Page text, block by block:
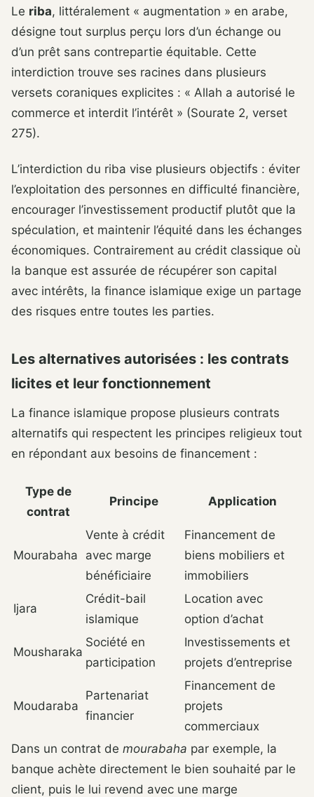
Le riba, littéralement « augmentation » en arabe,
désigne tout surplus perçu lors d’un échange ou
d’un prêt sans contrepartie équitable. Cette
interdiction trouve ses racines dans plusieurs
versets coraniques explicites : « Allah a autorisé le
commerce et interdit l’intérêt » (Sourate 2, verset
275).
L’interdiction du riba vise plusieurs objectifs : éviter
l’exploitation des personnes en difficulté financière,
encourager l’investissement productif plutôt que la
spéculation, et maintenir l’équité dans les échanges
économiques. Contrairement au crédit classique où
la banque est assurée de récupérer son capital
avec intérêts, la finance islamique exige un partage
des risques entre toutes les parties.
Les alternatives autorisées : les contrats
licites et leur fonctionnement
La finance islamique propose plusieurs contrats
alternatifs qui respectent les principes religieux tout
en répondant aux besoins de financement :
Type de
contrat
Principe Application
Mourabaha
Vente à crédit
avec marge
bénéficiaire
Financement de
biens mobiliers et
immobiliers
Ijara
Crédit-bail
islamique
Location avec
option d’achat
Mousharaka
Société en
participation
Investissements et
projets d’entreprise
Moudaraba
Partenariat
financier
Financement de
projets
commerciaux
Dans un contrat de mourabaha par exemple, la
banque achète directement le bien souhaité par le
client, puis le lui revend avec une marge